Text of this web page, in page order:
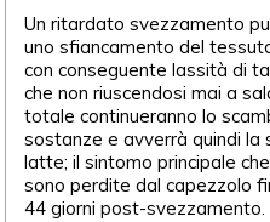
Un ritardato svezzamento
uno sfiancamento del
con conseguente lassità di
che non riuscendosi mai a
totale continueranno lo
sostanze e avverrà quindi la
latte; il sintomo principale
sono perdite dal capezzolo
44 giorni post-svezzamento.